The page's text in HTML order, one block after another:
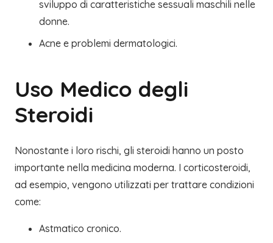
sviluppo di caratteristiche sessuali maschili nelle
donne.
Acne e problemi dermatologici.
Uso Medico degli
Steroidi
Nonostante i loro rischi, gli steroidi hanno un posto
importante nella medicina moderna. I corticosteroidi,
ad esempio, vengono utilizzati per trattare condizioni
come:
Astmatico cronico.